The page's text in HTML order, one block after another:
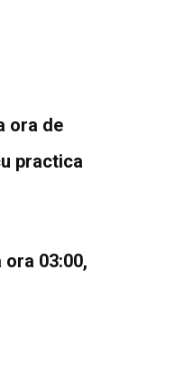
ora de
practica
03:00,